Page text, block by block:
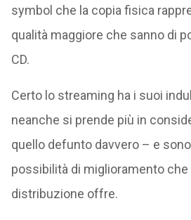
symbol che la copia fisica
qualità maggiore che sanno di
CD.
Certo lo streaming ha i suoi
neanche si prende più in
quello defunto davvero – e
possibilità di miglioramento
distribuzione offre.